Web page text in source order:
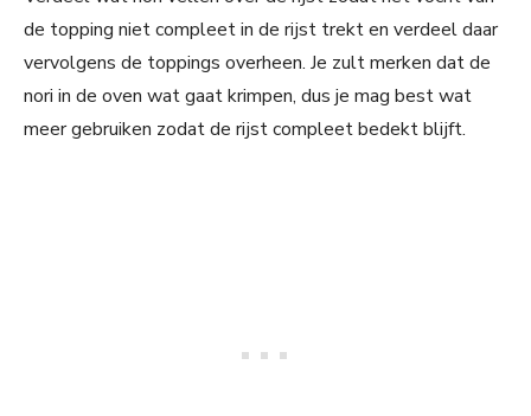
de topping niet compleet in de rijst trekt en verdeel daar
vervolgens de toppings overheen. Je zult merken dat de
nori in de oven wat gaat krimpen, dus je mag best wat
meer gebruiken zodat de rijst compleet bedekt blijft.